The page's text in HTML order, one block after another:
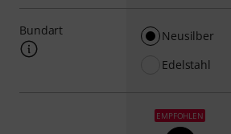
Bundart
Neusilber
Edelstahl
EMPFOHLEN